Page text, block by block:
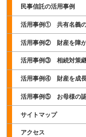
民事信託の活用事例
活用事例① 共有名義の
活用事例② 財産を障が
活用事例③ 相続対策継
活用事例④ 財産を成長
活用事例⑤ お母様の認
サイトマップ
アクセス